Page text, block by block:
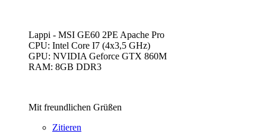
Lappi - MSI GE60 2PE Apache Pro
CPU: Intel Core I7 (4x3,5 GHz)
GPU: NVIDIA Geforce GTX 860M
RAM: 8GB DDR3
Mit freundlichen Grüßen
Zitieren